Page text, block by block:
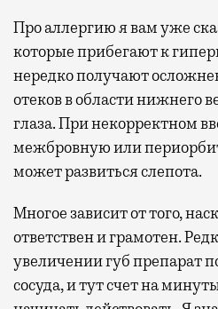
Про аллергию я вам уже
которые прибегают к
нередко получают
отеков в области нижнего
глаза. При некорректном
межбровную или
может развиться слепота.
Многое зависит от того,
ответствен и грамотен.
увеличении губ препарат
сосуда, и тут счет на